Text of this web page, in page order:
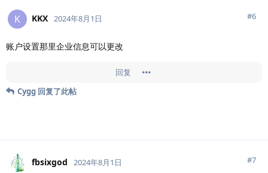
K KKX 2024年8月1日 #6
账户设置那里企业信息可以更改
回复
Cygg 回复了此帖
fbsixgod 2024年8月1日 #7